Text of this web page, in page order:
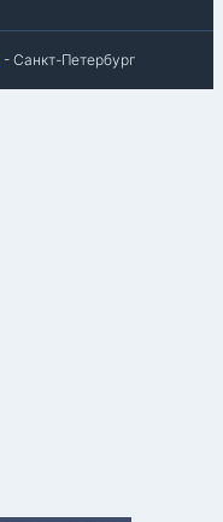
- Санкт-Петербург